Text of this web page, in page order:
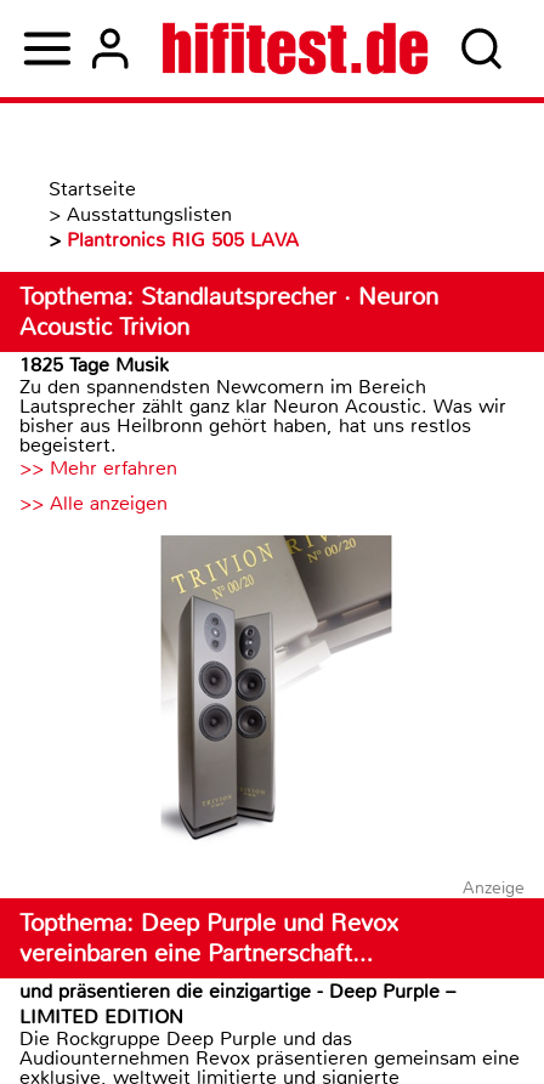
Startseite
> Ausstattungslisten
> Plantronics RIG 505 LAVA
Topthema: Standlautsprecher · Neuron
Acoustic Trivion
1825 Tage Musik
Zu den spannendsten Newcomern im Bereich
Lautsprecher zählt ganz klar Neuron Acoustic. Was wir
bisher aus Heilbronn gehört haben, hat uns restlos
begeistert.
>> Mehr erfahren
>> Alle anzeigen
Anzeige
Topthema: Deep Purple und Revox
vereinbaren eine Partnerschaft…
und präsentieren die einzigartige - Deep Purple –
LIMITED EDITION
Die Rockgruppe Deep Purple und das
Audiounternehmen Revox präsentieren gemeinsam eine
exklusive, weltweit limitierte und signierte